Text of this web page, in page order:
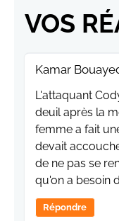
VOS
Kamar
L'attaquant
deuil après la
femme a fait
devait
de ne pas se
qu'on a besoin
Répondre